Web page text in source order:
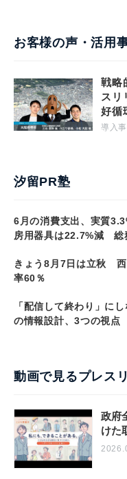
お客様の声・活用
戦略
スリ
好循
導入
汐留PR塾
6月の消費支出、実質
房用器具は22.7%減 総
きょう8月7日は立秋 西
率60％
「配信して終わり」に
の情報設計、3つの視点
動画で見るプレス
政府
けた